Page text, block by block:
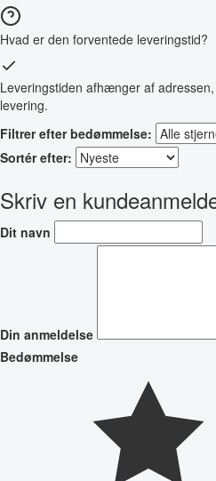
Hvad er den forventede leveringstid?
Leveringstiden afhænger af
levering.
Filtrer efter bedømmelse:
Sortér efter:
Skriv en
Dit navn
Din anmeldelse
Bedømmelse